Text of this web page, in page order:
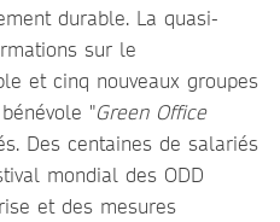
durable. La quasi-
sur le
et cinq nouveaux groupes
"Green Office
Des centaines de salariés
mondial des ODD
et des mesures